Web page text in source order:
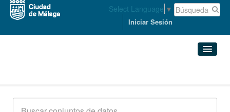
Select Language ▼
Iniciar Sesión